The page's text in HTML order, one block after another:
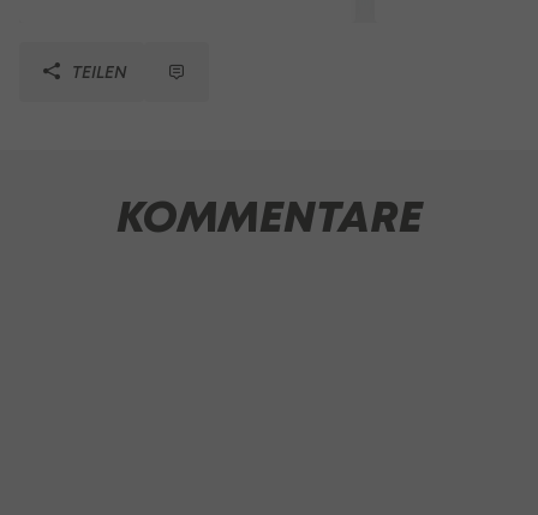
TEILEN
KOMMENTARE